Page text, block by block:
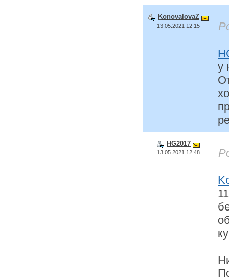
KonovalovaZ
13.05.2021 12:15
у
HG2017
13.05.2021 12:48